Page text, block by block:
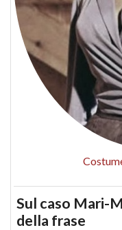
Sul caso Mari-
della frase